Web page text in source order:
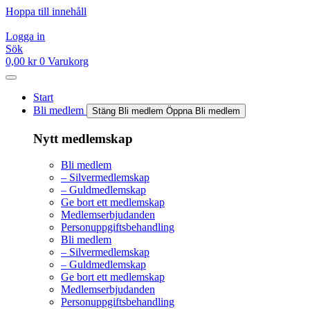
Hoppa till innehåll
Logga in
Sök
0,00 kr 0 Varukorg
Start
Bli medlem
Stäng Bli medlem Öppna Bli medlem
Nytt medlemskap
Bli medlem
– Silvermedlemskap
– Guldmedlemskap
Ge bort ett medlemskap
Medlemserbjudanden
Personuppgiftsbehandling
Bli medlem
– Silvermedlemskap
– Guldmedlemskap
Ge bort ett medlemskap
Medlemserbjudanden
Personuppgiftsbehandling